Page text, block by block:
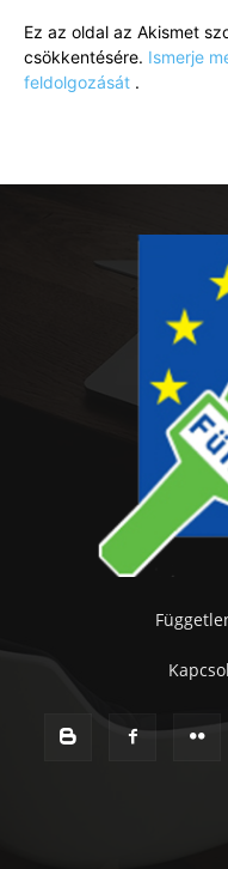
Ez az oldal az Akismet
csökkentésére. Ismerje
feldolgozását .